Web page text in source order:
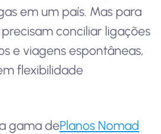
em um país. Mas para
conciliar ligações
e viagens espontâneas,
flexibilidade
gama dePlanos Nomad